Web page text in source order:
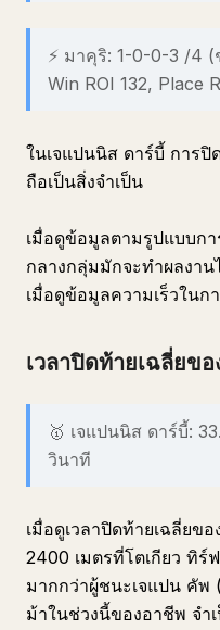
⚡ มาคุริ: 1-0-0-3 /4
Win ROI 132, Place
ในเจแปนนิส ดาร์บี้ การปิ
ถือเป็นสิ่งจำเป็น
เมื่อดูข้อมูลตามรูปแบบก
กลางกลุ่มมักจะทำผลงา
เมื่อดูข้อมูลความเร็วในก
เวลาปิดท้ายเฉลี่ยข
🥇 เจแปนนิส ดาร์บี้:
วินาที
เมื่อดูเวลาปิดท้ายเฉลี่ยข
2400 เมตรที่โตเกียว ทิร์
มากกว่าผู้ชนะเจแปน คัพ
ม้าในช่วงนี้ของอาชีพ จำ